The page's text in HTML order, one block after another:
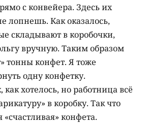
с конвейера. Здесь их
лопнешь. Как оказалось,
складывают в коробочки,
вручную. Таким образом
тонны конфет. Я тоже
одну конфетку.
хотелось, но работница всё
в коробку. Так что
«счастливая» конфета.